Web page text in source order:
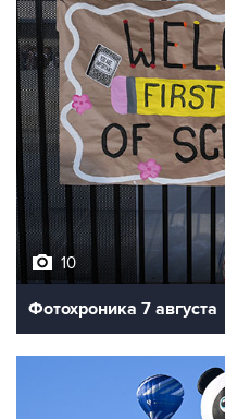
10
Фотохроника 7 августа